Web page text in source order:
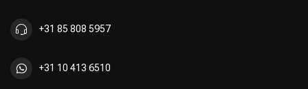
+31 85 808 5957
+31 10 413 6510